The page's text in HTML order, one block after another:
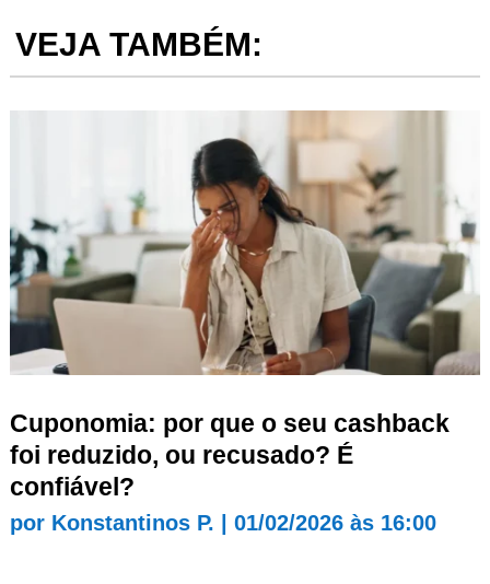
VEJA TAMBÉM:
Cuponomia: por que o seu cashback
foi reduzido, ou recusado? É
confiável?
por Konstantinos P. 01/02/2026 às 16:00